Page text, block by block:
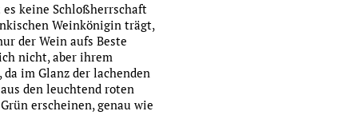
keine Schloßherrschaft
Weinkönigin trägt,
der Wein aufs Beste
nicht, aber ihrem
da im Glanz der lachenden
den leuchtend roten
erscheinen, genau wie